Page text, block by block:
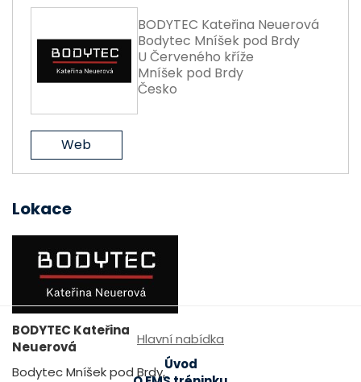
BODYTEC Kateřina Neuerová
Bodytec Mníšek pod Brdy
U Červeného kříže
Mníšek pod Brdy
Česko
Web
Lokace
BODYTEC Kateřina
Neuerová
Bodytec Mníšek pod Brdy,
Hlavní nabídka
Úvod